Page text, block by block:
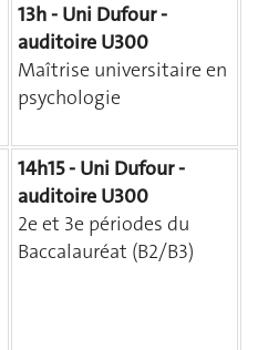
13h - Uni Dufour -
auditoire U300
Maîtrise universitaire en
psychologie
14h15 - Uni Dufour -
auditoire U300
2e et 3e périodes du
Baccalauréat (B2/B3)